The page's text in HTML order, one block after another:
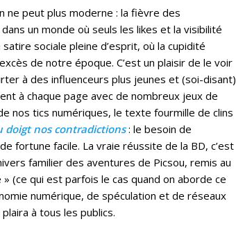
ne peut plus moderne : la fièvre des
un monde où seuls les likes et la visibilité
sociale pleine d’esprit, où la cupidité
de notre époque. C’est un plaisir de le voir
à des influenceurs plus jeunes et (soi-disant)
à chaque page avec de nombreux jeux de
nos tics numériques, le texte fourmille de clins
doigt nos contradictions: le besoin de
fortune facile. La vraie réussite de la BD, c’est
familier des aventures de Picsou, remis au
(ce qui est parfois le cas quand on aborde ce
numérique, de spéculation et de réseaux
à tous les publics.